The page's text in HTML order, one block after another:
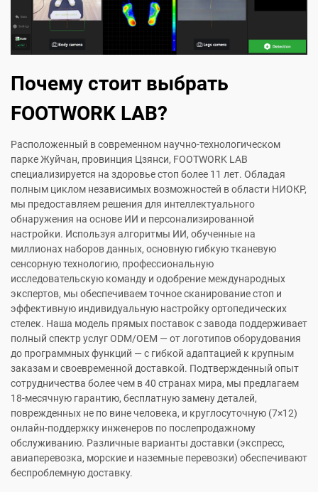
Почему стоит выбрать
FOOTWORK LAB?
Расположенный в современном научно-технологическом
парке Жуйчан, провинция Цзянси, FOOTWORK LAB
специализируется на здоровье стоп более 11 лет. Обладая
полным циклом независимых возможностей в области НИОКР,
мы предоставляем решения для интеллектуального
обнаружения на основе ИИ и персонализированной
настройки. Используя алгоритмы ИИ, обученные на
миллионах наборов данных, основную гибкую тканевую
сенсорную технологию, профессиональную
исследовательскую команду и одобрение международных
экспертов, мы обеспечиваем точное сканирование стоп и
эффективную индивидуальную настройку ортопедических
стелек. Наша модель прямых поставок с завода поддерживает
полный спектр услуг ODM/OEM — от логотипов оборудования
до программных функций — с гибкой адаптацией к крупным
заказам и своевременной доставкой. Подтвержденный опыт
сотрудничества более чем в 40 странах мира, мы предлагаем
18-месячную гарантию, бесплатную замену деталей,
поврежденных не по вине человека, и круглосуточную (7×12)
онлайн-поддержку инженеров по послепродажному
обслуживанию. Различные варианты доставки (экспресс,
авиаперевозка, морские и наземные перевозки) обеспечивают
беспроблемную доставку.